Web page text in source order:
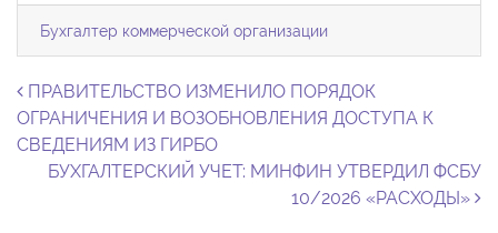
Бухгалтер коммерческой организации
Навигация по записям
ПРАВИТЕЛЬСТВО ИЗМЕНИЛО ПОРЯДОК
ОГРАНИЧЕНИЯ И ВОЗОБНОВЛЕНИЯ ДОСТУПА К
СВЕДЕНИЯМ ИЗ ГИРБО
БУХГАЛТЕРСКИЙ УЧЕТ: МИНФИН УТВЕРДИЛ ФСБУ
10/2026 «РАСХОДЫ»